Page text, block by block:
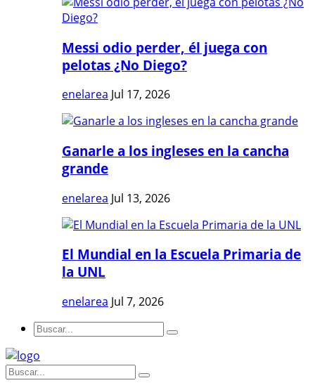
Messi odio perder, él juega con
pelotas ¿No Diego?
enelarea Jul 17, 2026
Ganarle a los ingleses en la cancha
grande
enelarea Jul 13, 2026
El Mundial en la Escuela Primaria de
la UNL
enelarea Jul 7, 2026